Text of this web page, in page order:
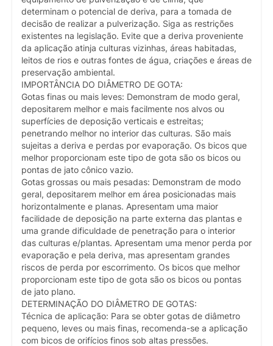
determinam o potencial de deriva, para a tomada de
decisão de realizar a pulverização. Siga as restrições
existentes na legislação. Evite que a deriva proveniente
da aplicação atinja culturas vizinhas, áreas habitadas,
leitos de rios e outras fontes de água, criações e áreas de
preservação ambiental.
IMPORTÂNCIA DO DIÂMETRO DE GOTA:
Gotas finas ou mais leves: Demonstram de modo geral,
depositarem melhor e mais facilmente nos alvos ou
superfícies de deposição verticais e estreitas;
penetrando melhor no interior das culturas. São mais
sujeitas a deriva e perdas por evaporação. Os bicos que
melhor proporcionam este tipo de gota são os bicos ou
pontas de jato cônico vazio.
Gotas grossas ou mais pesadas: Demonstram de modo
geral, depositarem melhor em área posicionadas mais
horizontalmente e planas. Apresentam uma maior
facilidade de deposição na parte externa das plantas e
uma grande dificuldade de penetração para o interior
das culturas e/plantas. Apresentam uma menor perda por
evaporação e pela deriva, mas apresentam grandes
riscos de perda por escorrimento. Os bicos que melhor
proporcionam este tipo de gota são os bicos ou pontas
de jato plano.
DETERMINAÇÃO DO DIÂMETRO DE GOTAS:
Técnica de aplicação: Para se obter gotas de diâmetro
pequeno, leves ou mais finas, recomenda-se a aplicação
com bicos de orifícios finos sob altas pressões.